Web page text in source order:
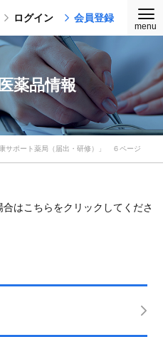
ログイン 会員登録
薬品情報
康サポート薬局（届出・研修）」 ６ページ
はこちらをクリックしてくださ